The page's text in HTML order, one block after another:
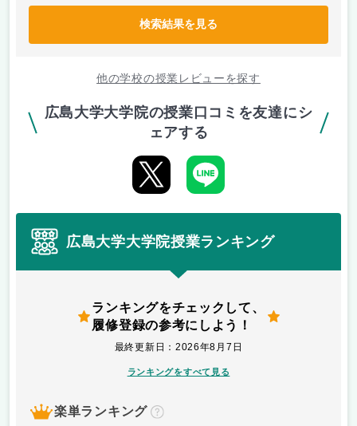
検索結果を見る
他の学校の授業レビューを探す
広島大学大学院の授業口コミを友達にシ
ェアする
広島大学大学院授業ランキング
ランキングをチェックして、
履修登録の参考にしよう！
最終更新日：2026年8月7日
ランキングをすべて見る
楽単ランキング
？